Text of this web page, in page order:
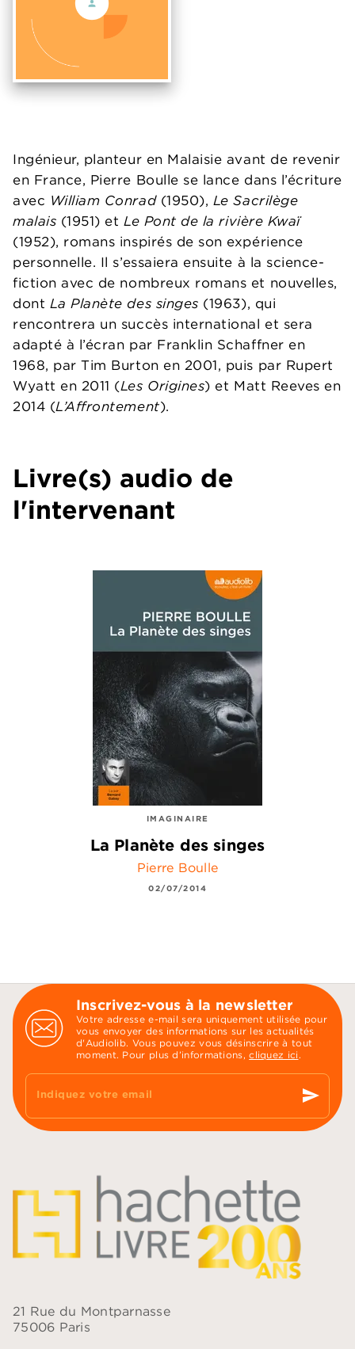
Ingénieur, planteur en Malaisie avant de revenir
en France, Pierre Boulle se lance dans l’écriture
avec William Conrad(1950), Le Sacrilège
malais (1951) etLe Pont de la rivière Kwaï
(1952), romans inspirés de son expérience
personnelle. Il s’essaiera ensuite à la science-
fiction avec de nombreux romans et nouvelles,
dont La Planète des singes (1963), qui
rencontrera un succès international et sera
adapté à l’écran par Franklin Schaffner en
1968, par Tim Burton en 2001, puis par Rupert
Wyatt en 2011 (Les Origines) et Matt Reeves en
2014 (L’Affrontement).
Livre(s) audio de
l'intervenant
IMAGINAIRE
La Planète des singes
Pierre Boulle
02/07/2014
Inscrivez-vous à la newsletter
Votre adresse e-mail sera uniquement utilisée pour
vous envoyer des informations sur les actualités
d'Audiolib. Vous pouvez vous désinscrire à tout
moment. Pour plus d’informations,cliquez ici .
Indiquez votre email send
21 Rue du Montparnasse
75006 Paris